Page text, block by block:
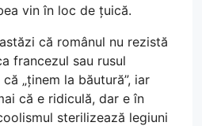
vin în loc de țuică.
că românul nu rezistă
francezul sau rusul
„ținem la băutură”, iar
că e ridiculă, dar e în
sterilizează legiuni